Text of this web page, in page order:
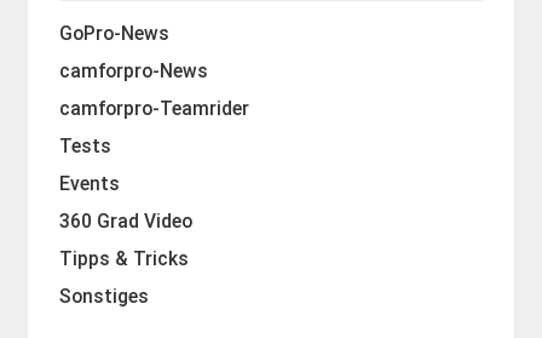
GoPro-News
camforpro-News
camforpro-Teamrider
Tests
Events
360 Grad Video
Tipps & Tricks
Sonstiges